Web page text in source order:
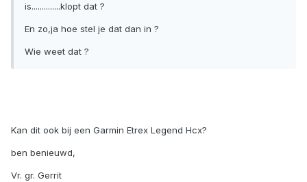
is..............klopt dat ?
En zo,ja hoe stel je dat dan in ?
Wie weet dat ?
Kan dit ook bij een Garmin Etrex Legend Hcx?
ben benieuwd,
Vr. gr. Gerrit